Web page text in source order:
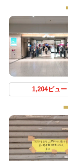
1,204ビュー